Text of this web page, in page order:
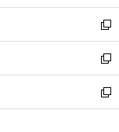
開
く
ウ
で
開
く
ン
ド
ウ
で
開
く
ウ
ィ
ン
ド
ウ
で
開
し
い
ウ
ィ
ン
ド
ウ
新
し
い
ウ
ィ
ン
新
し
い
ウ
新
し